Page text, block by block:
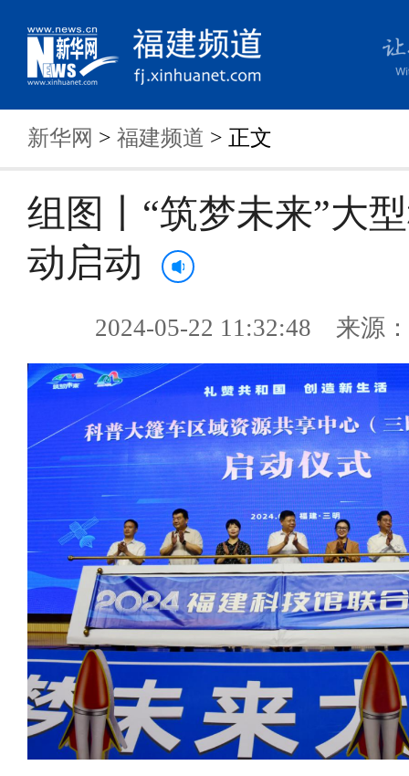
新华网 > 福建频道 > 正文
组图丨“筑梦未来”大
动启动
2024-05-22 11:32:48 来源